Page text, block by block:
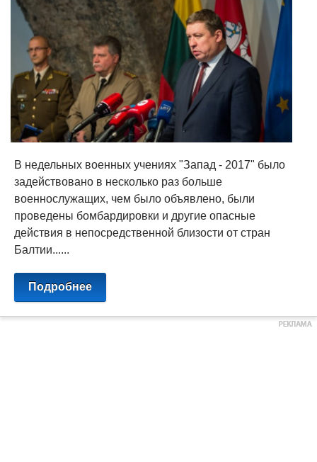
В недельных военных учениях "Запад - 2017" было
задействовано в несколько раз больше
военнослужащих, чем было объявлено, были
проведены бомбардировки и другие опасные
действия в непосредственной близости от стран
Балтии......
Подробнее